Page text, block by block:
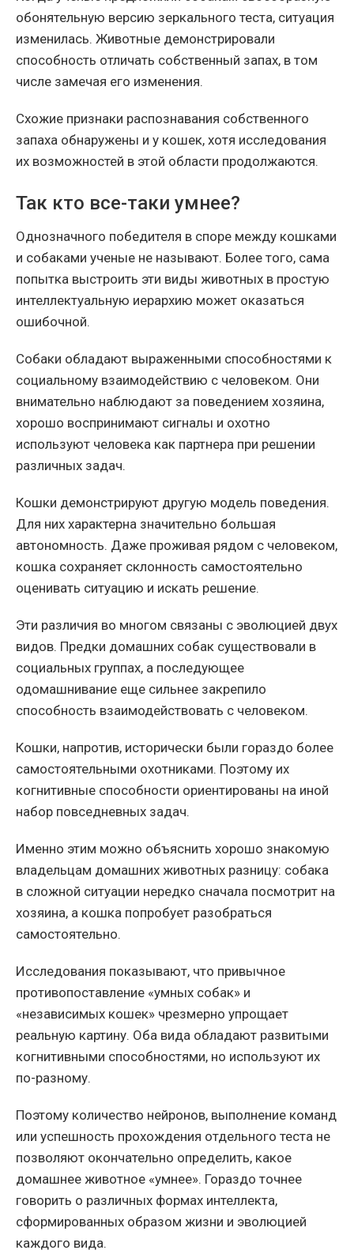
обонятельную версию зеркального теста, ситуация
изменилась. Животные демонстрировали
способность отличать собственный запах, в том
числе замечая его изменения.
Схожие признаки распознавания собственного
запаха обнаружены и у кошек, хотя исследования
их возможностей в этой области продолжаются.
Так кто все-таки умнее?
Однозначного победителя в споре между кошками
и собаками ученые не называют. Более того, сама
попытка выстроить эти виды животных в простую
интеллектуальную иерархию может оказаться
ошибочной.
Собаки обладают выраженными способностями к
социальному взаимодействию с человеком. Они
внимательно наблюдают за поведением хозяина,
хорошо воспринимают сигналы и охотно
используют человека как партнера при решении
различных задач.
Кошки демонстрируют другую модель поведения.
Для них характерна значительно большая
автономность. Даже проживая рядом с человеком,
кошка сохраняет склонность самостоятельно
оценивать ситуацию и искать решение.
Эти различия во многом связаны с эволюцией двух
видов. Предки домашних собак существовали в
социальных группах, а последующее
одомашнивание еще сильнее закрепило
способность взаимодействовать с человеком.
Кошки, напротив, исторически были гораздо более
самостоятельными охотниками. Поэтому их
когнитивные способности ориентированы на иной
набор повседневных задач.
Именно этим можно объяснить хорошо знакомую
владельцам домашних животных разницу: собака
в сложной ситуации нередко сначала посмотрит на
хозяина, а кошка попробует разобраться
самостоятельно.
Исследования показывают, что привычное
противопоставление «умных собак» и
«независимых кошек» чрезмерно упрощает
реальную картину. Оба вида обладают развитыми
когнитивными способностями, но используют их
по-разному.
Поэтому количество нейронов, выполнение команд
или успешность прохождения отдельного теста не
позволяют окончательно определить, какое
домашнее животное «умнее». Гораздо точнее
говорить о различных формах интеллекта,
сформированных образом жизни и эволюцией
каждого вида.